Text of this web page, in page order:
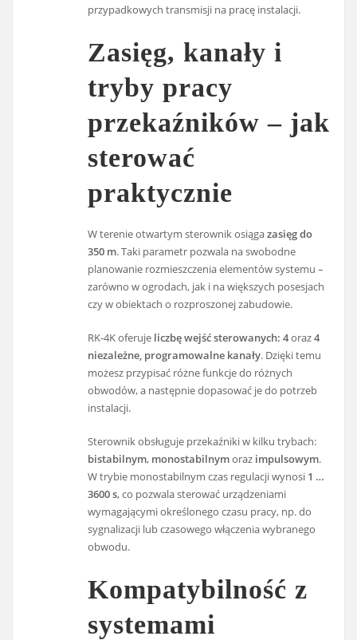
przypadkowych transmisji na pracę instalacji.
Zasięg, kanały i
tryby pracy
przekaźników – jak
sterować
praktycznie
W terenie otwartym sterownik osiągazasięg do
350 m. Taki parametr pozwala na swobodne
planowanie rozmieszczenia elementów systemu –
zarówno w ogrodach, jak i na większych posesjach
czy w obiektach o rozproszonej zabudowie.
RK-4K oferuje liczbę wejść sterowanych: 4oraz4
niezależne, programowalne kanały. Dzięki temu
możesz przypisać różne funkcje do różnych
obwodów, a następnie dopasować je do potrzeb
instalacji.
Sterownik obsługuje przekaźniki w kilku trybach:
bistabilnym, monostabilnymoraz impulsowym.
W trybie monostabilnym czas regulacji wynosi 1 …
3600 s, co pozwala sterować urządzeniami
wymagającymi określonego czasu pracy, np. do
sygnalizacji lub czasowego włączenia wybranego
obwodu.
Kompatybilność z
systemami